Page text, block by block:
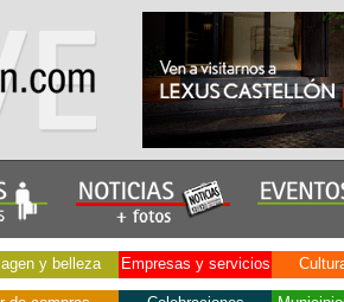
y belleza Empresas y servicios